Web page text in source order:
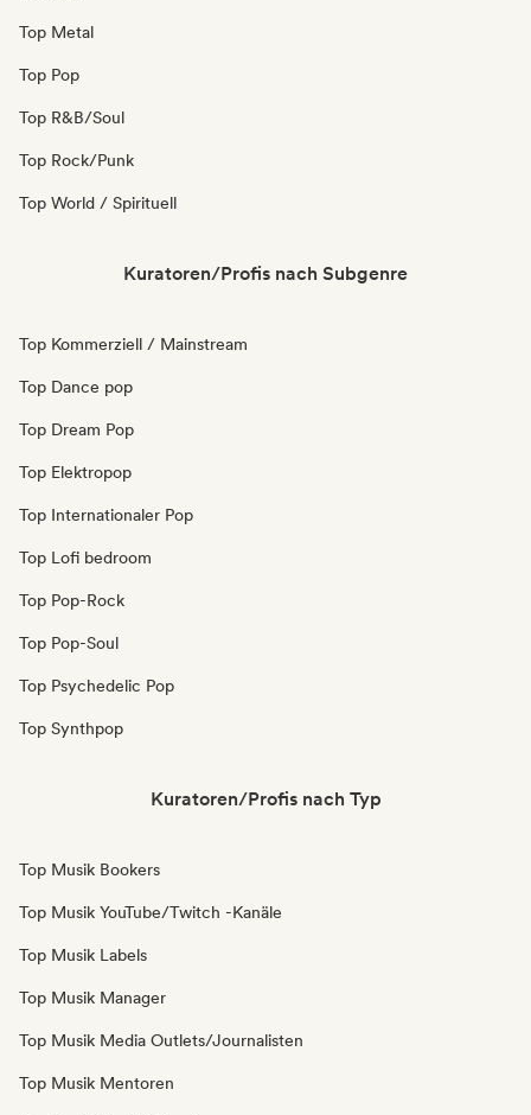
Top Metal
Top Pop
Top R&B/Soul
Top Rock/Punk
Top World / Spirituell
Kuratoren/Profis nach Subgenre
Top Kommerziell / Mainstream
Top Dance pop
Top Dream Pop
Top Elektropop
Top Internationaler Pop
Top Lofi bedroom
Top Pop-Rock
Top Pop-Soul
Top Psychedelic Pop
Top Synthpop
Kuratoren/Profis nach Typ
Top Musik Bookers
Top Musik YouTube/Twitch -Kanäle
Top Musik Labels
Top Musik Manager
Top Musik Media Outlets/Journalisten
Top Musik Mentoren